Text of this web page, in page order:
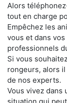
Alors
tout en charge
Empêchez les
vous et dans
professionnels
Si vous
rongeurs, alors
de nos experts.
Vous vivez dans
situation qui